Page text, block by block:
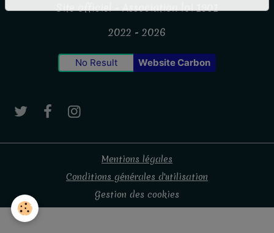
Site officiel - Association loi 1901
2022 - 2026
No Result Website Carbon
Mentions légales
Conditions générales d'utilisation
Gestion des cookies